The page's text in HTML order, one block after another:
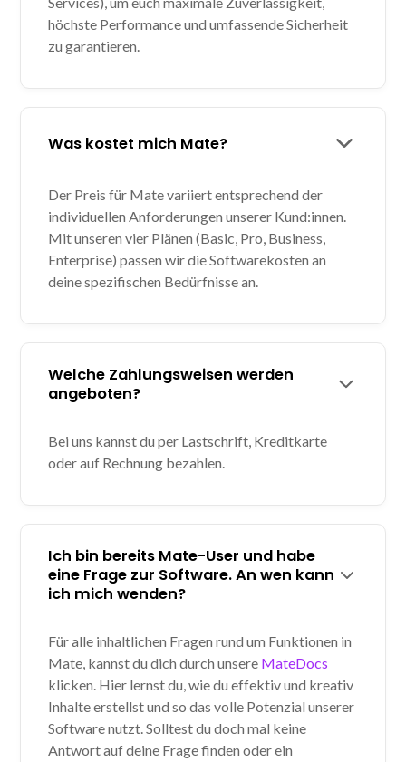
höchste Performance und umfassende Sicherheit
zu garantieren.
Was kostet mich Mate?
Der Preis für Mate variiert entsprechend der
individuellen Anforderungen unserer Kund:innen.
Mit unseren vier Plänen (Basic, Pro, Business,
Enterprise) passen wir die Softwarekosten an
deine spezifischen Bedürfnisse an.
Welche Zahlungsweisen werden
angeboten?
Bei uns kannst du per Lastschrift, Kreditkarte
oder auf Rechnung bezahlen.
Ich bin bereits Mate-User und habe
eine Frage zur Software. An wen kann
ich mich wenden?
Für alle inhaltlichen Fragen rund um Funktionen in
Mate, kannst du dich durch unsere MateDocs
klicken. Hier lernst du, wie du effektiv und kreativ
Inhalte erstellst und so das volle Potenzial unserer
Software nutzt. Solltest du doch mal keine
Antwort auf deine Frage finden oder ein